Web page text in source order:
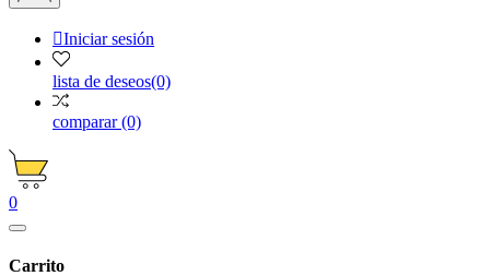
Iniciar sesión
lista de deseos(0)
comparar(0)
0
Carrito